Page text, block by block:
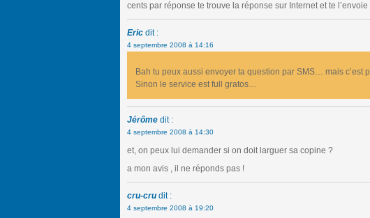
cents par réponse te trouve la réponse sur Internet et te l’envoie
Eric dit :
4 septembre 2008 à 14:16
Bah tu peux aussi envoyer ta question par SMS… mais c’est
Sinon le service est full gratos…
Jérôme dit :
4 septembre 2008 à 14:30
et, on peux lui demander si on doit larguer sa copine ?
a mon avis , il ne réponds pas !
cru-cru dit :
4 septembre 2008 à 19:20